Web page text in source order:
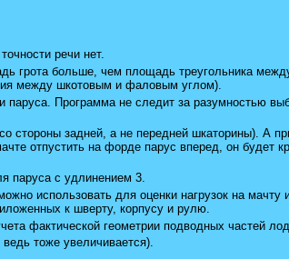
речи нет.
грота больше, чем площадь треугольника
между шкотовым и фаловым углом).
паруса. Программа не следит за разумностью
стороны задней, а не передней шкаторины). А
отпустить на форде парус вперед, он будет
паруса с удлинением 3.
использовать для оценки нагрузок на мачту
к шверту, корпусу и рулю.
фактической геометрии подводных частей
тоже увеличивается).